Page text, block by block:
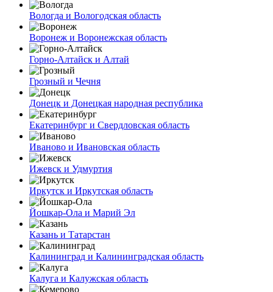
Вологда и Вологодская область
Воронеж и Воронежская область
Горно-Алтайск и Алтай
Грозный и Чечня
Донецк и Донецкая народная республика
Екатеринбург и Свердловская область
Иваново и Ивановская область
Ижевск и Удмуртия
Иркутск и Иркутская область
Йошкар-Ола и Марий Эл
Казань и Татарстан
Калининград и Калининградская область
Калуга и Калужская область